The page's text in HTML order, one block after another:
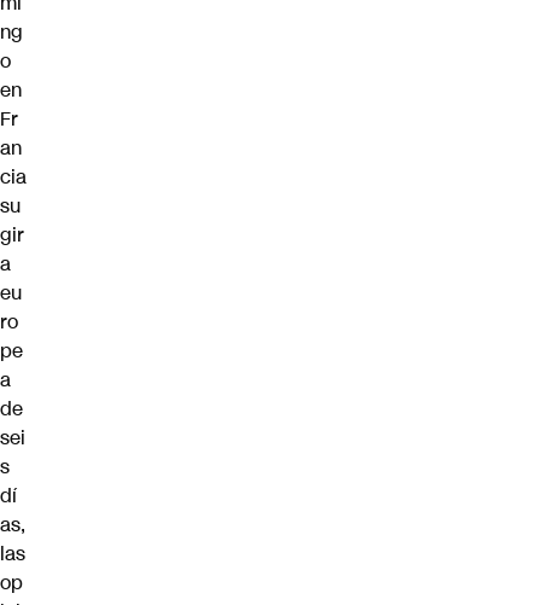
ng
o
en
Fr
an
cia
su
gir
a
eu
ro
pe
a
de
sei
s
dí
as,
las
op